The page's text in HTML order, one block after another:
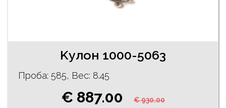
Kулон 1000-5063
Проба: 585, Bес: 8.45
€ 887.00 € 930.00